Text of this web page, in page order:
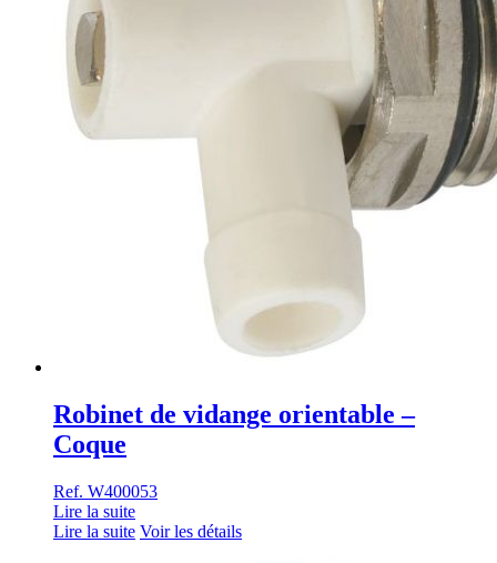
Robinet de vidange orientable –
Coque
Ref. W400053
Lire la suite
Lire la suite Voir les détails